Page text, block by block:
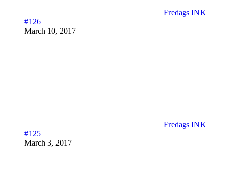
Fredags INK
#126
March 10, 2017
Fredags INK
#125
March 3, 2017